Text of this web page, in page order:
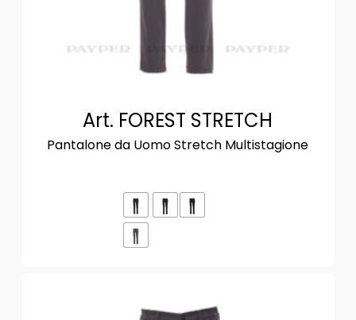
Art. FOREST STRETCH
Pantalone da Uomo Stretch Multistagione